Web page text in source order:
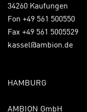
34260 Kaufungen
Fon +49 561 500550
Fax +49 561 5005529
kassel@ambion.de
HAMBURG
AMBION GmbH